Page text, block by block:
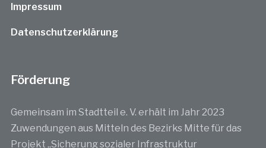
Impressum
Datenschutzerklärung
Förderung
Gemeinsam im Stadtteil e. V. erhält im Jahr 2023
Zuwendungen aus Mitteln des Bezirks Mitte für das
Projekt „Sicherung sozialer Infrastruktur